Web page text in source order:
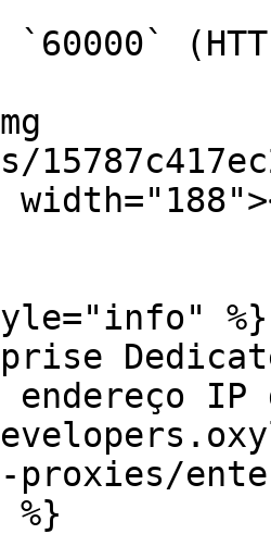
%}
endereço
proxies/